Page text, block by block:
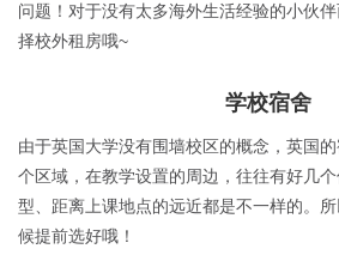
问题！对于没有太多海外生活经验的小伙
择校外租房哦~
学校宿舍
由于英国大学没有围墙校区的概念，英国
个区域，在教学设置的周边，往往有好几
型、距离上课地点的远近都是不一样的。
候提前选好哦！